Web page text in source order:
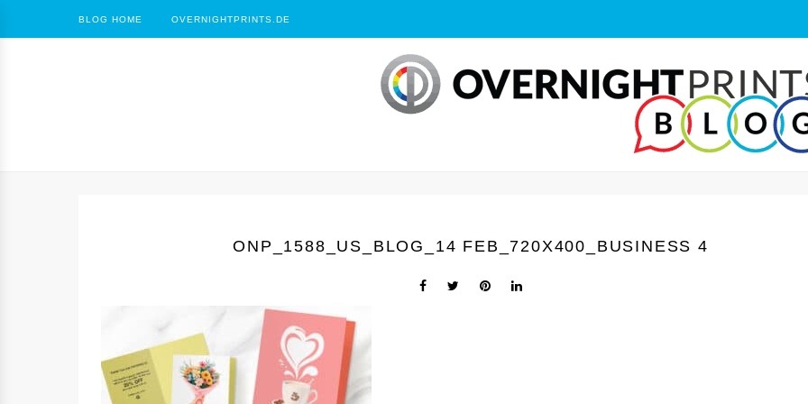
BLOG HOME OVERNIGHTPRINTS.DE
ONP_1588_US_BLOG_14 FEB_720X400_BUSINESS 4